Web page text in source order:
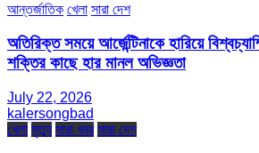
আন্তর্জাতিক খেলা সারা দেশ
অতিরিক্ত সময়ে আর্জেন্টিনাকে হারিয়ে
শক্তির কাছে হার মানল অভিজ্ঞতা
July 22, 2026
kalersongbad
খেলা মৃত্যু সারা খবর সারা দেশ